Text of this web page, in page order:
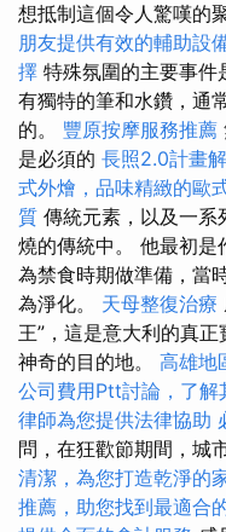
想抵制這個令人驚嘆的
朋友提供有效的輔助設
擇 特殊氛圍的主要事件
有獨特的筆和水鑽，通
的。 豐原按摩服務推薦
是必須的 長照2.0計畫
式外燴，品味精緻的歐
質 傳統元素，以及一系
燒的傳統中。 他最初是
為禁食時期做準備，當
為淨化。 天母整復治療
王”，這是意大利的真
神奇的目的地。 高雄地
公司費用Ptt討論，了解
律師為您提供法律協助
問，在狂歡節期間，城
清潔，為您打造乾淨的
推薦，助您找到最適合